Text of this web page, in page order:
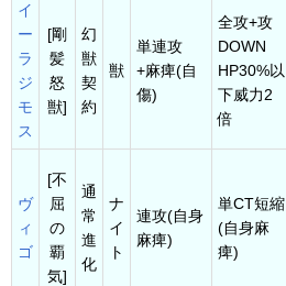
イ
ー
ラ
ジ
モ
ス
[剛
髪
怒
獣]
幻
獣
契
約
獣
単連攻
+麻痺(自
傷)
全攻+攻
DOWN
HP30%以
下威力2
倍
ヴ
ィ
ゴ
[不
屈
の
覇
気]
通
常
進
化
ナ
イ
ト
連攻(自身
麻痺)
単CT短縮
(自身麻
痺)